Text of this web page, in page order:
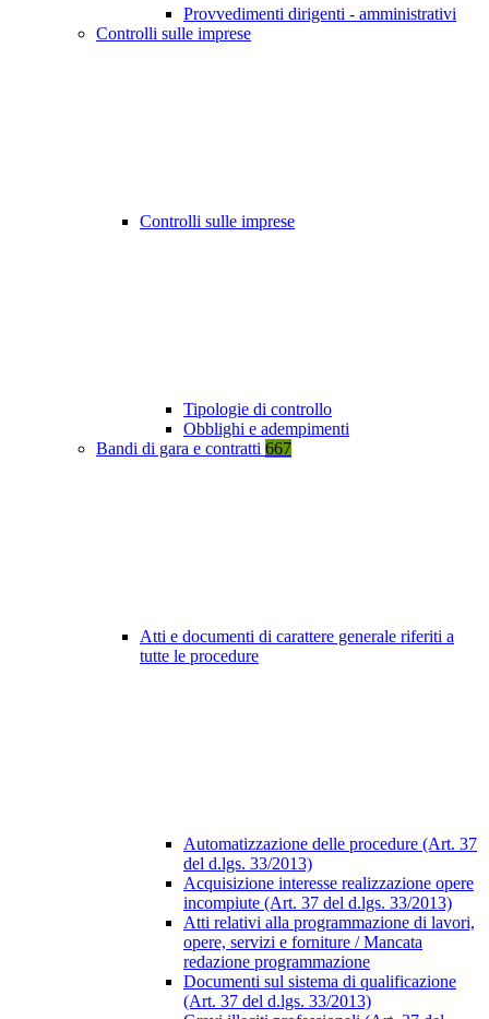
Provvedimenti dirigenti - amministrativi
Controlli sulle imprese
Controlli sulle imprese
Tipologie di controllo
Obblighi e adempimenti
Bandi di gara e contratti 667
Atti e documenti di carattere generale riferiti a
tutte le procedure
Automatizzazione delle procedure (Art. 37
del d.lgs. 33/2013)
Acquisizione interesse realizzazione opere
incompiute (Art. 37 del d.lgs. 33/2013)
Atti relativi alla programmazione di lavori,
opere, servizi e forniture / Mancata
redazione programmazione
Documenti sul sistema di qualificazione
(Art. 37 del d.lgs. 33/2013)